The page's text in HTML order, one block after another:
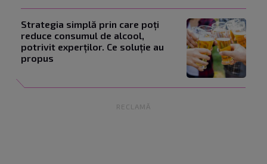
Strategia simplă prin care poți
reduce consumul de alcool,
potrivit experților. Ce soluție au
propus
RECLAMĂ